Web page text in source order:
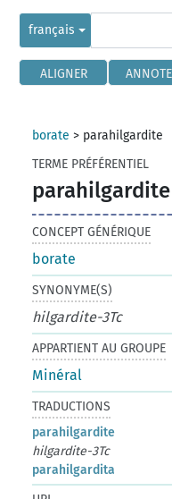
français
ALIGNER
borate > parahilgardite
TERME PRÉFÉRENTIEL
parahilgardite
CONCEPT GÉNÉRIQUE
borate
SYNONYME(S)
hilgardite-3Tc
APPARTIENT AU GROUPE
Minéral
TRADUCTIONS
parahilgardite
hilgardite-3Tc
parahilgardita